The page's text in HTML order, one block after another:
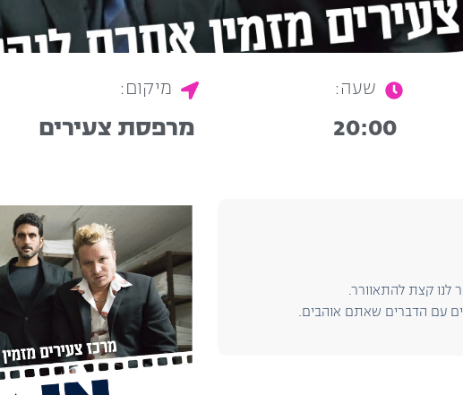
שעה: מיקום:
20:00 מרפסת צעירים
קצת להתאוורר.
עם הדברים שאתם אוהבים.